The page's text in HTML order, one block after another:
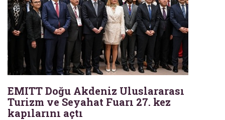
EMITT Doğu Akdeniz Uluslararası
Turizm ve Seyahat Fuarı 27. kez
kapılarını açtı